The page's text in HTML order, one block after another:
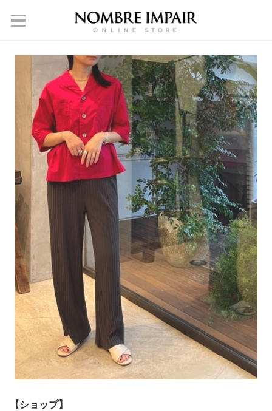
【ショップ】